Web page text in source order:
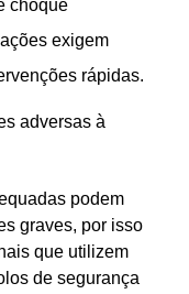
choque
exigem
rápidas.
adversas à
podem
graves, por isso
que utilizem
de segurança